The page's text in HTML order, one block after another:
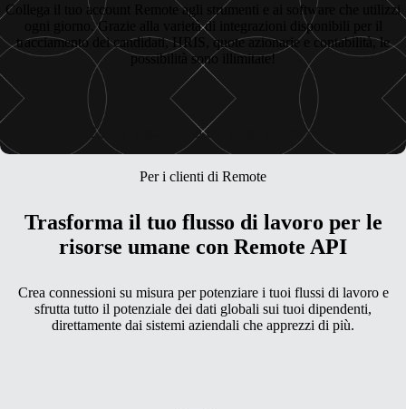
Collega il tuo account Remote agli strumenti e ai software che utilizzi
ogni giorno. Grazie alla varietà di integrazioni disponibili per il
tracciamento dei candidati, HRIS, quote azionarie e contabilità, le
possibilità sono illimitate!
Esplora subito le caratteristiche
Per i clienti di Remote
Trasforma il tuo flusso di lavoro per le
risorse umane con Remote API
Crea connessioni su misura per potenziare i tuoi flussi di lavoro e
sfrutta tutto il potenziale dei dati globali sui tuoi dipendenti,
direttamente dai sistemi aziendali che apprezzi di più.